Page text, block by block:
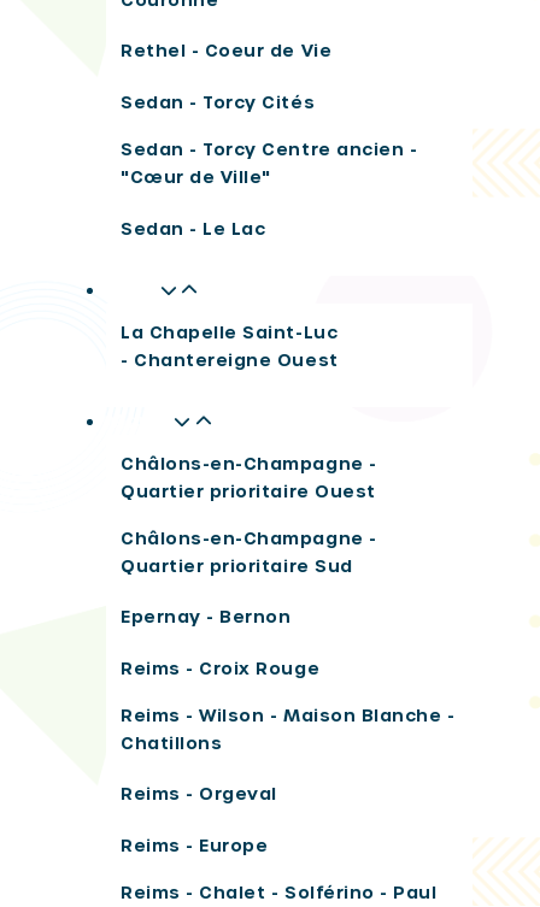
Rethel - Coeur de Vie
Sedan - Torcy Cités
Sedan - Torcy Centre ancien -
"Cœur de Ville"
Sedan - Le Lac
La Chapelle Saint-Luc
- Chantereigne Ouest
Châlons-en-Champagne -
Quartier prioritaire Ouest
Châlons-en-Champagne -
Quartier prioritaire Sud
Epernay - Bernon
Reims - Croix Rouge
Reims - Wilson - Maison Blanche -
Chatillons
Reims - Orgeval
Reims - Europe
Reims - Chalet - Solférino - Paul